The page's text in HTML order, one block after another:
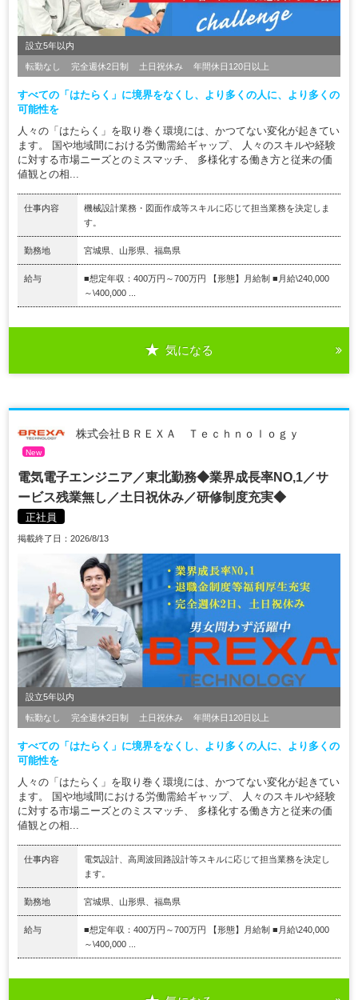
設立5年以内
転勤なし 完全週休2日制 土日祝休み 年間休日120日以上
すべての「はたらく」に境界をなくし、より多くの人に、より多くの
可能性を
人々の「はたらく」を取り巻く環境には、かつてない変化が起きてい
ます。 国や地域間における労働需給ギャップ、 人々のスキルや経験
に対する市場ニーズとのミスマッチ、 多様化する働き方と従来の価
値観との相...
仕事内容
機械設計業務・図面作成等スキルに応じて担当業務を決定しま
す。
勤務地 宮城県、山形県、福島県
給与
■想定年収：400万円～700万円 【形態】月給制 ■月給\240,000
～\400,000 ...
気になる
株式会社ＢＲＥＸＡ Ｔｅｃｈｎｏｌｏｇｙ
New
電気電子エンジニア／東北勤務◆業界成長率NO,1／サ
ービス残業無し／土日祝休み／研修制度充実◆
正社員
掲載終了日：2026/8/13
設立5年以内
転勤なし 完全週休2日制 土日祝休み 年間休日120日以上
すべての「はたらく」に境界をなくし、より多くの人に、より多くの
可能性を
人々の「はたらく」を取り巻く環境には、かつてない変化が起きてい
ます。 国や地域間における労働需給ギャップ、 人々のスキルや経験
に対する市場ニーズとのミスマッチ、 多様化する働き方と従来の価
値観との相...
仕事内容
電気設計、高周波回路設計等スキルに応じて担当業務を決定し
ます。
勤務地 宮城県、山形県、福島県
給与
■想定年収：400万円～700万円 【形態】月給制 ■月給\240,000
～\400,000 ...